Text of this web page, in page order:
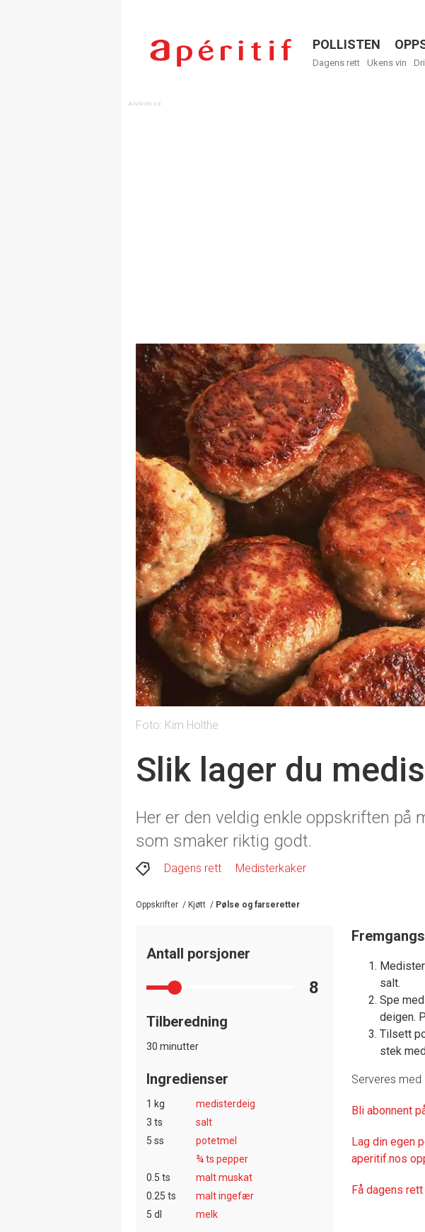
Menu
POLLISTEN
Dagens rett Ukens vin
Foto: Kim Holthe
Slik lager du
Her er den veldig enkle oppskriften på
som smaker riktig godt.
Dagens rett Medisterkaker
Oppskrifter / Kjøtt / Pølse og farseretter
Antall porsjoner
8
Tilberedning
30 minutter
Ingredienser
1 kg
medisterdeig
3 ts
salt
5 ss
potetmel
¾ ts pepper
0.5 ts
malt muskat
0.25 ts
malt ingefær
5 dl
melk
salt.
Spe
deigen.
Tilsett
stek
Serveres
Bli abonnent
Lag din egen
aperitif.nos
Få dagens